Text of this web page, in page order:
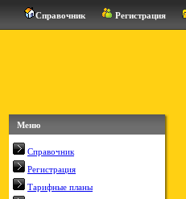
Справочник Регистрация
Меню
Справочник
Регистрация
Тарифные планы